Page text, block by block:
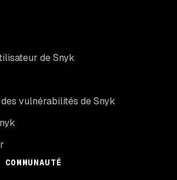
de Snyk
vulnérabilités de Snyk